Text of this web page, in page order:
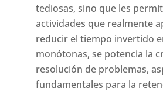
tediosas, sino que les
actividades que realmente
reducir el tiempo invertido
monótonas, se potencia la
resolución de problemas,
fundamentales para la